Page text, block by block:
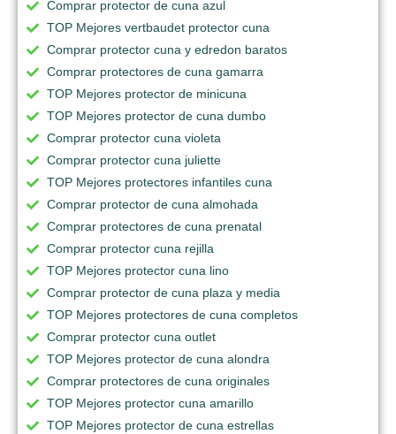
Comprar protector de cuna azul
TOP Mejores vertbaudet protector cuna
Comprar protector cuna y edredon baratos
Comprar protectores de cuna gamarra
TOP Mejores protector de minicuna
TOP Mejores protector de cuna dumbo
Comprar protector cuna violeta
Comprar protector cuna juliette
TOP Mejores protectores infantiles cuna
Comprar protector de cuna almohada
Comprar protectores de cuna prenatal
Comprar protector cuna rejilla
TOP Mejores protector cuna lino
Comprar protector de cuna plaza y media
TOP Mejores protectores de cuna completos
Comprar protector cuna outlet
TOP Mejores protector de cuna alondra
Comprar protectores de cuna originales
TOP Mejores protector cuna amarillo
TOP Mejores protector de cuna estrellas